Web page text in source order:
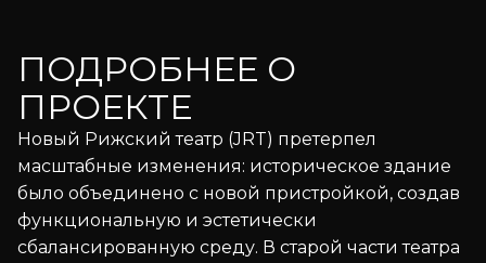
ПОДРОБНЕЕ О
ПРОЕКТЕ
Новый Рижский театр (JRT) претерпел
масштабные изменения: историческое здание
было объединено с новой пристройкой, создав
функциональную и эстетически
сбалансированную среду. В старой части театра